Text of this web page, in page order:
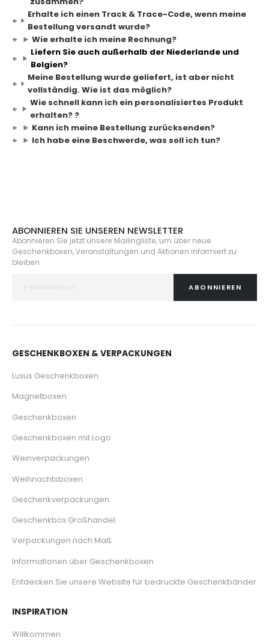
Erhalte ich einen Track & Trace-Code, wenn meine
Bestellung versandt wurde?
Wie erhalte ich meine Rechnung?
Liefern Sie auch außerhalb der Niederlande und
Belgien?
Meine Bestellung wurde geliefert, ist aber nicht
vollständig. Wie ist das möglich?
Wie schnell kann ich ein personalisiertes Produkt
erhalten? ?
Kann ich meine Bestellung zurücksenden?
Ich habe eine Beschwerde, was soll ich tun?
ABONNIEREN SIE UNSEREN NEWSLETTER
Abonnieren Sie jetzt unsere Mailingliste, um über neue
Geschenkboxen, Veranstaltungen und Aktionen informiert zu
bleiben.
ABONNIEREN
GESCHENKBOXEN & VERPACKUNGEN
Luxus Geschenkboxen
Magnetboxen
Geschenkboxen
Geschenkboxen mit Logo
Weinverpackungen
Weihnachtsboxen
Geschenkverpackungen
Geschenkbox Großhandel
Verpackungen nach Maß
Informationen über Geschenkboxen
Entdecken Sie unsere Website für bedruckte Geschenkbänder
INSPIRATION
Willkommen